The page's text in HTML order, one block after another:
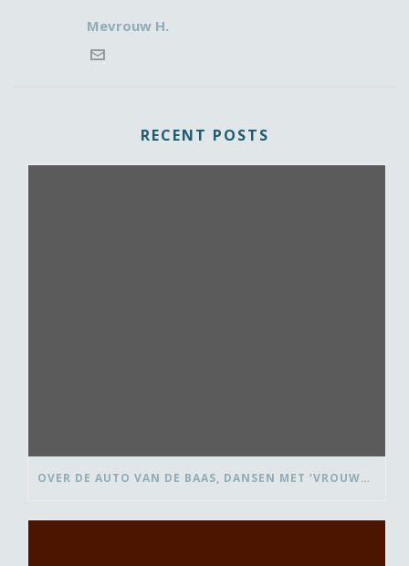
Mevrouw H.
RECENT POSTS
OVER DE AUTO VAN DE BAAS, DANSEN MET ‘VROUWEN VAN’ EN BEDANK-BLOMMEN